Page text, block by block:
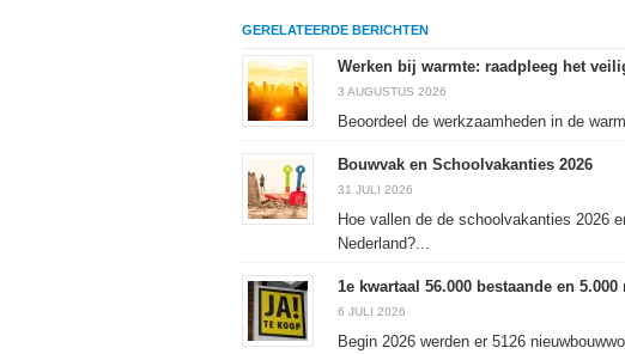
Facebook
(Wordt
een
nieuw
venster
geopend)
delen
(Wordt
een
venster
Twitter
(Wordt
een
venster
(Wordt
in
nieuw
geopend)
GERELATEERDE BERICHTEN
Werken bij warmte: raadpleeg het
3 AUGUSTUS 2026
Beoordeel de werkzaamheden in de
Bouwvak en Schoolvakanties 2026
31 JULI 2026
Hoe vallen de de schoolvakanties 2026
Nederland?...
1e kwartaal 56.000 bestaande en
6 JULI 2026
Begin 2026 werden er 5126